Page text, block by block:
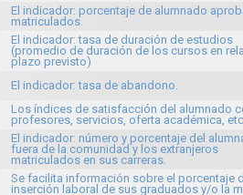
El indicador: porcentaje de alumnado
matriculados.
El indicador: tasa de duración de estudios
(promedio de duración de los cursos en
plazo previsto)
El indicador: tasa de abandono.
Los índices de satisfacción del alumnado
profesores, servicios, oferta académica,
El indicador: número y porcentaje del
fuera de la comunidad y los extranjeros
matriculados en sus carreras.
Se facilita información sobre el porcentaje
inserción laboral de sus graduados y/o la